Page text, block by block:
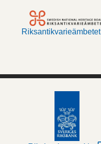
Riksantikvarieämbetet